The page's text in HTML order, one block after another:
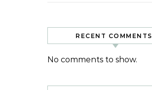
RECENT COMMENTS
No comments to show.